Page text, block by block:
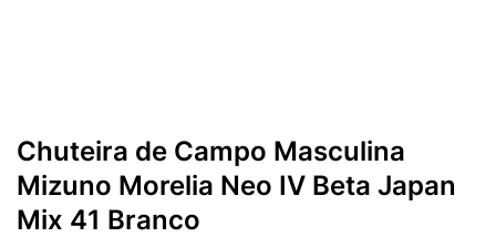
Chuteira de Campo Masculina
Mizuno Morelia Neo IV Beta Japan
Mix 41 Branco